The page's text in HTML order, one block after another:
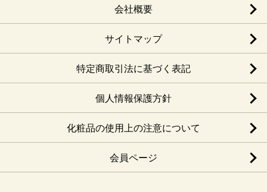
会社概要
サイトマップ
特定商取引法に基づく表記
個人情報保護方針
化粧品の使用上の注意について
会員ページ